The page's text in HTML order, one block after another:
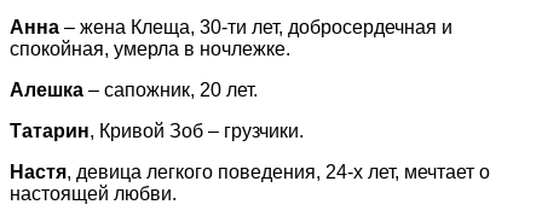
Анна – жена Клеща, 30-ти лет, добросердечная и
спокойная, умерла в ночлежке.
Алешка – сапожник, 20 лет.
Татарин, Кривой Зоб – грузчики.
Настя, девица легкого поведения, 24-х лет, мечтает о
настоящей любви.